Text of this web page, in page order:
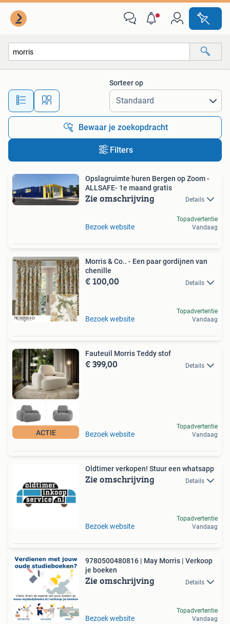
Alle afstanden…
Sorteer op
Bewaar je zoekopdracht
Filters
Opslagruimte huren Bergen op Zoom -
ALLSAFE- 1e maand gratis
Zie omschrijving Details
Bezoek website
Topadvertentie
Vandaag
Morris & Co.. - Een paar gordijnen van
chenille
€ 100,00 Details
Bezoek website
Topadvertentie
Vandaag
ACTIE
Fauteuil Morris Teddy stof
€ 399,00 Details
Bezoek website
Topadvertentie
Vandaag
Oldtimer verkopen! Stuur een whatsapp
Zie omschrijving Details
Bezoek website
Topadvertentie
Vandaag
9780500480816 | May Morris | Verkoop
je boeken
Zie omschrijving Details
Bezoek website
Topadvertentie
Vandaag